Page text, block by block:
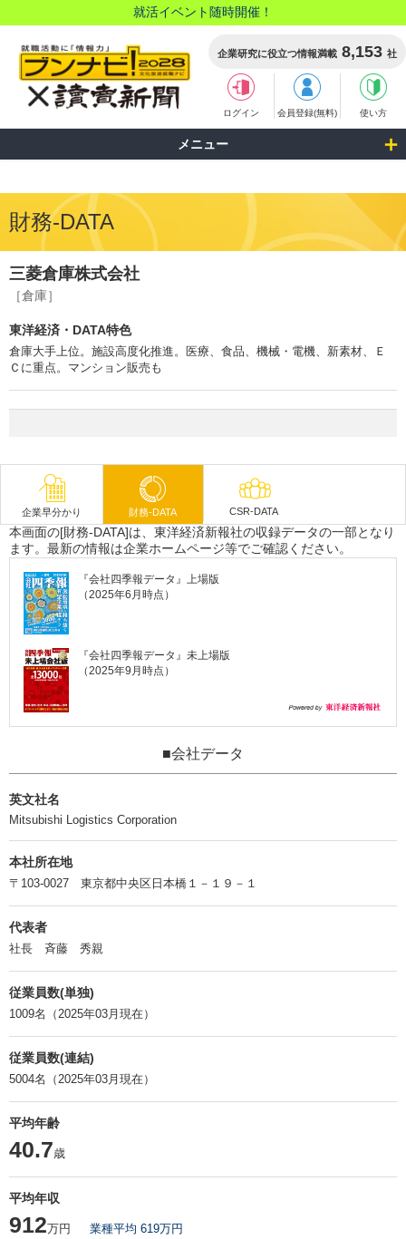
就活イベント随時開催！
企業研究に役立つ情報満載 8,153 社
ログイン 会員登録(無料) 使い方
メニュー
財務-DATA
三菱倉庫株式会社
［倉庫］
東洋経済・DATA特色
倉庫大手上位。施設高度化推進。医療、食品、機械・電機、新素材、Ｅ
Ｃに重点。マンション販売も
企業早分かり 財務-DATA CSR-DATA
本画面の[財務-DATA]は、東洋経済新報社の収録データの一部となり
ます。最新の情報は企業ホームページ等でご確認ください。
『会社四季報データ』上場版
（2025年6月時点）
『会社四季報データ』未上場版
（2025年9月時点）
■会社データ
英文社名
Mitsubishi Logistics Corporation
本社所在地
〒103-0027 東京都中央区日本橋１－１９－１
代表者
社長 斉藤 秀親
従業員数(単独)
1009名（2025年03月現在）
従業員数(連結)
5004名（2025年03月現在）
平均年齢
40.7歳
平均年収
912万円 業種平均 619万円